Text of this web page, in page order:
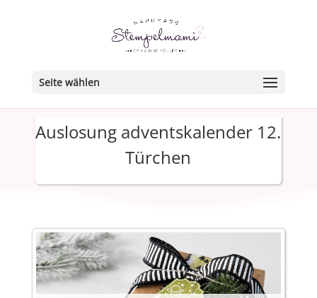
Seite wählen
Auslosung adventskalender 12.
Türchen